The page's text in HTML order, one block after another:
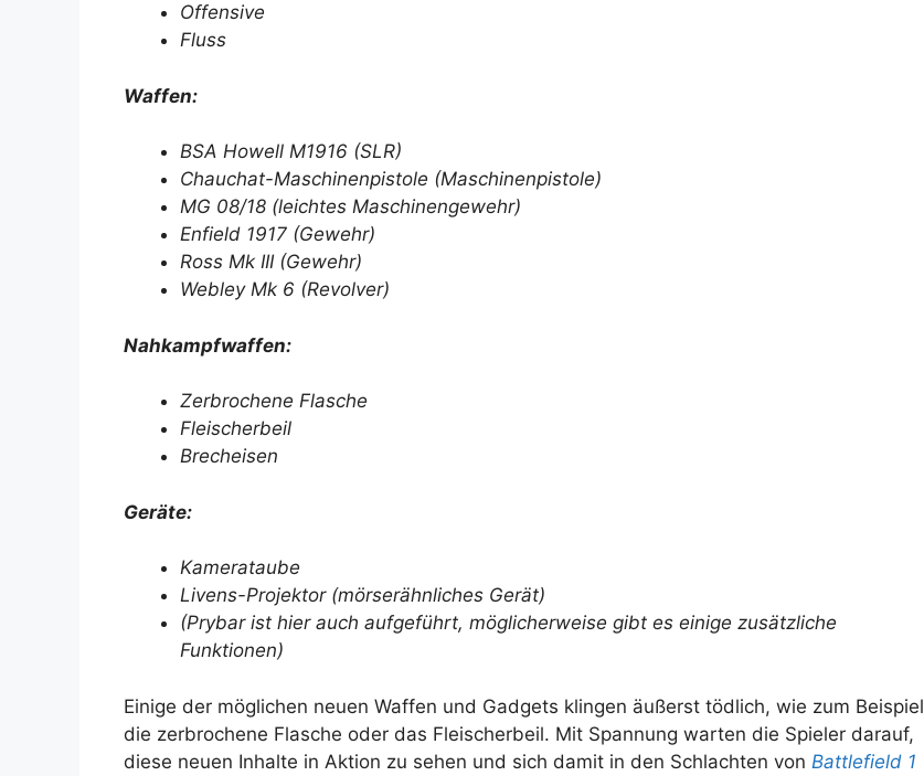
Offensive
Fluss
Waffen:
BSA Howell M1916 (SLR)
Chauchat-Maschinenpistole (Maschinenpistole)
MG 08/18 (leichtes Maschinengewehr)
Enfield 1917 (Gewehr)
Ross Mk III (Gewehr)
Webley Mk 6 (Revolver)
Nahkampfwaffen:
Zerbrochene Flasche
Fleischerbeil
Brecheisen
Geräte:
Kamerataube
Livens-Projektor (mörserähnliches Gerät)
(Prybar ist hier auch aufgeführt, möglicherweise gibt es einige zusätzliche
Funktionen)
Einige der möglichen neuen Waffen und Gadgets klingen äußerst tödlich, wie zum Beispiel
die zerbrochene Flasche oder das Fleischerbeil. Mit Spannung warten die Spieler darauf,
diese neuen Inhalte in Aktion zu sehen und sich damit in den Schlachten von Battlefield 1